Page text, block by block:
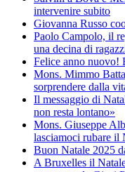
intervenire subito
Giovanna Russo
Paolo Campolo, il
una decina di
Felice anno nuovo!
Mons. Mimmo
sorprendere dalla
Il messaggio di
non resta lontano»
Mons. Giuseppe
lasciamoci rubare il
Buon Natale 2025
A Bruxelles il